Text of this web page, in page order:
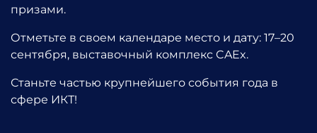
призами.
Отметьте в своем календаре место и дату: 17–20
сентября, выставочный комплекс CAEx.
Станьте частью крупнейшего события года в
сфере ИКТ!